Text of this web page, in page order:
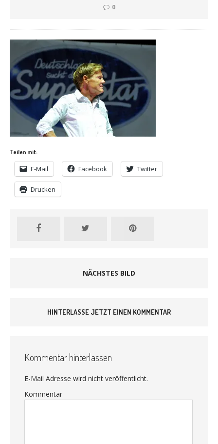
0
Teilen mit:
E-Mail Facebook Twitter
Drucken
NÄCHSTES BILD
HINTERLASSE JETZT EINEN KOMMENTAR
Kommentar hinterlassen
E-Mail Adresse wird nicht veröffentlicht.
Kommentar